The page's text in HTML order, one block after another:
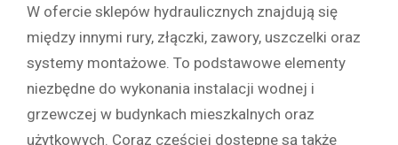
W ofercie sklepów hydraulicznych znajdują się
między innymi rury, złączki, zawory, uszczelki oraz
systemy montażowe. To podstawowe elementy
niezbędne do wykonania instalacji wodnej i
grzewczej w budynkach mieszkalnych oraz
użytkowych. Coraz częściej dostępne są także